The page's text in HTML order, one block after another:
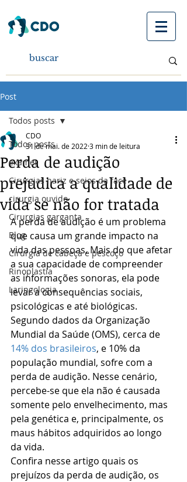
Post
Todos posts
exames
Cirurgias nariz e seios da face
cirurgia ouvido
Cirurgias garganta
Blog
Cirurgia de cabeça e pescoço
Rinoplastia
Laringologia
Todos posts
Perda de audição
prejudica a qualidade de
vida se não for tratada
CDO
31 de mai. de 2022 3 min de leitura
A perda de audição é um problema
que causa um grande impacto na
vida das pessoas. Mais do que afetar
a sua capacidade de compreender
as informações sonoras, ela pode
levar a consequências sociais,
psicológicas e até biológicas.
Segundo dados da Organização
Mundial da Saúde (OMS), cerca de
14% dos brasileiros, e 10% da
população mundial, sofre com a
perda de audição. Nesse cenário,
percebe-se que ela não é causada
somente pelo envelhecimento, mas
pela genética e, principalmente, os
maus hábitos adquiridos ao longo
da vida.
Confira nesse artigo quais os
prejuízos da perda de audição, os